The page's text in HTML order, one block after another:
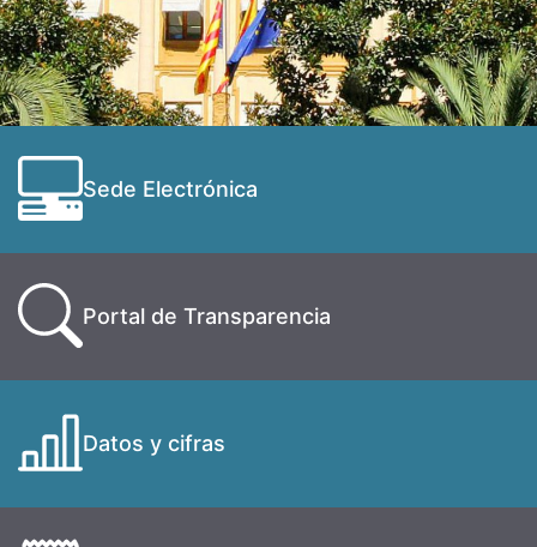
Sede Electrónica
Portal de Transparencia
Datos y cifras